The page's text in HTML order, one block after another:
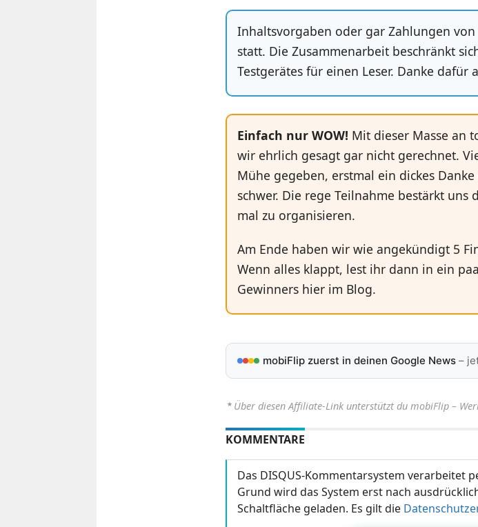
Inhaltsvorgaben oder gar Zahlungen
statt. Die Zusammenarbeit beschränkt
Testgerätes für einen Leser. Danke dafür
Einfach nur WOW! Mit dieser Masse an
wir ehrlich gesagt gar nicht gerechnet.
Mühe gegeben, erstmal ein dickes
schwer. Die rege Teilnahme bestärkt
mal zu organisieren.
Am Ende haben wir wie angekündigt 5
Wenn alles klappt, lest ihr dann in ein
Gewinners hier im Blog.
mobiFlip zuerst in deinen Google News–
⋆ Über diesen Affiliate-Link unterstützt du mobiFlip –
KOMMENTARE
Das DISQUS-Kommentarsystem verarbeitet
Grund wird das System erst nach
Schaltfläche geladen. Es gilt die